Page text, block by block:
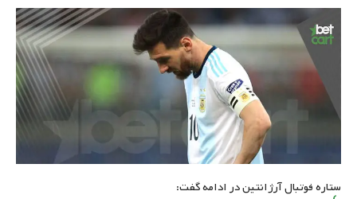
ستاره فوتبال آرژانتین در ادامه گفت: